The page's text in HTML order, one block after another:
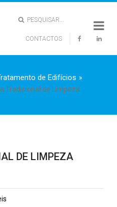
CONTACTOS
PESQUISAR...
de Edifícios
Tradicional de Limpeza
DE LIMPEZA